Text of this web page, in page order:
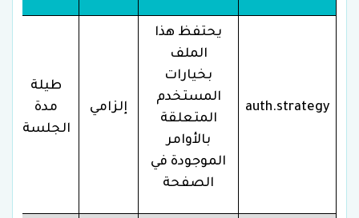
auth.strategy
يحتفظ هذا
الملف
بخيارات
المستخدم
المتعلقة
بالأوامر
الموجودة في
الصفحة
إلزامي
طيلة
مدة
الجلسة